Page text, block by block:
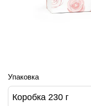
Упаковка
Коробка 230 г